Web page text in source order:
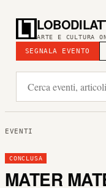
ARTE E CULTURA
SEGNALA EVENTO
EVENTI
CONCLUSA
MATER